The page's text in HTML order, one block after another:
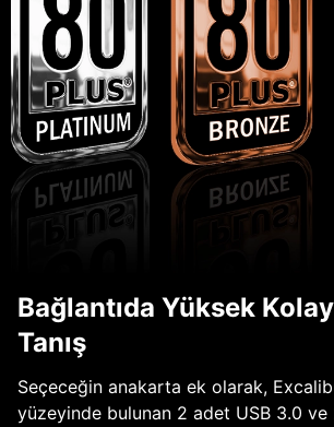
Bağlantıda Yüksek
Tanış
Seçeceğin anakarta ek olarak,
yüzeyinde bulunan 2 adet USB 3.0 ve